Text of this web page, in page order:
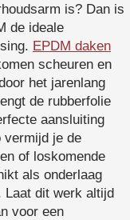
is? Dan is
de ideale
EPDM daken
scheuren en
het jarenlang
de rubberfolie
aansluiting
vermijd je de
of loskomende
als onderlaag
Laat dit werk altijd
voor een